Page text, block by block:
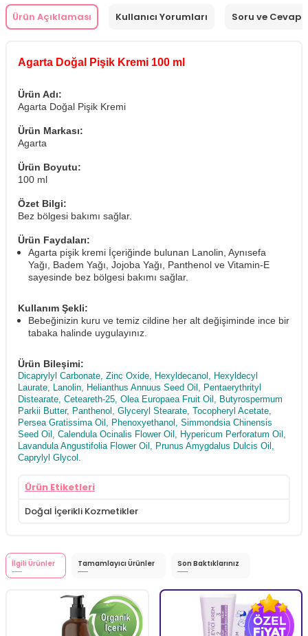
Ürün Açıklaması Kullanıcı Yorumları Soru ve Cevap
Agarta Doğal Pişik Kremi 100 ml
Ürün Adı:
Agarta Doğal Pişik Kremi
Ürün Markası:
Agarta
Ürün Boyutu:
100 ml
Özet Bilgi:
Bez bölgesi bakımı sağlar.
Ürün Faydaları:
Agarta pişik kremi İçeriğinde bulunan Lanolin, Aynısefa
Yağı, Badem Yağı, Jojoba Yağı, Panthenol ve Vitamin-E
sayesinde bez bölgesi bakımı sağlar.
Kullanım Şekli:
Bebeğinizin kuru ve temiz cildine her alt değişiminde ince bir
tabaka halinde uygulayınız.
Ürün Bileşimi:
Dicaprylyl Carbonate, Zinc Oxide, Hexyldecanol, Hexyldecyl
Laurate, Lanolin, Helianthus Annuus Seed Oil, Pentaerythrityl
Distearate, Ceteareth-25, Olea Europaea Fruit Oil, Butyrospermum
Parkii Butter, Panthenol, Glyceryl Stearate, Tocopheryl Acetate,
Persea Gratissima Oil, Phenoxyethanol, Simmondsia Chinensis
Seed Oil, Calendula Ocinalis Flower Oil, Hypericum Perforatum Oil,
Lavandula Angustifolia Flower Oil, Prunus Amygdalus Dulcis Oil,
Caprylyl Glycol.
Ürün Etiketleri
Doğal İçerikli Kozmetikler
İlgili Ürünler Tamamlayıcı Ürünler Son Baktıklarınız